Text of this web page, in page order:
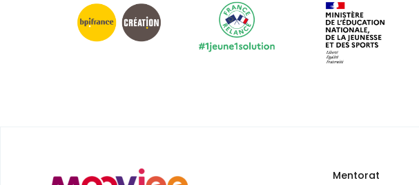
Mentorat